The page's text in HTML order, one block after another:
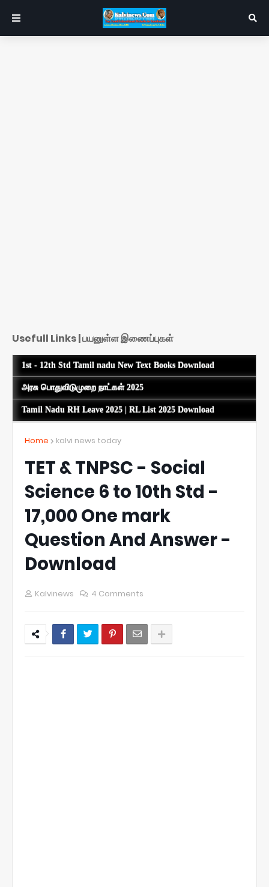
Usefull Links | பயனுள்ள இணைப்புகள்
1st - 12th Std Tamil nadu New Text Books Download
அரசு பொதுவிடுமுறை நாட்கள் 2025
Tamil Nadu RH Leave 2025 | RL List 2025 Download
Home kalvi news today
TET & TNPSC - Social
Science 6 to 10th Std -
17,000 One mark
Question And Answer -
Download
Kalvinews 4 Comments